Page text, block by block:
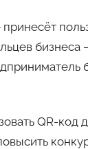
QR-код